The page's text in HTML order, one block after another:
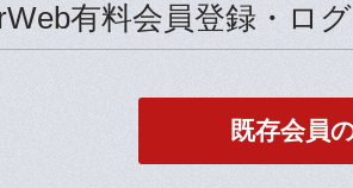
有料会員登録・ロ
既存会員